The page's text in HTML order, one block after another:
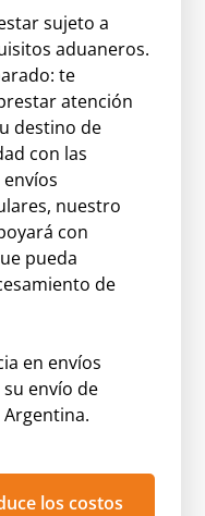
sujeto a
aduaneros.
te
atención
destino de
con las
nuestro
con
pueda
de
en envíos
envío de
los costos